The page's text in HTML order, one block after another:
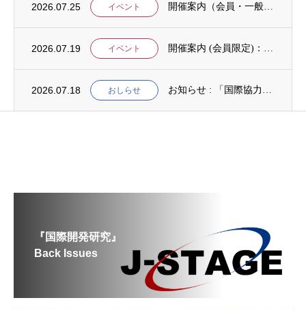
2026.07.25 イベント
2026.07.19 イベント
2026.07.18 おしらせ
『国際開発研究』
Back Issues